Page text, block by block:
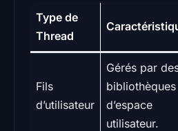
Type de
Thread
Fils
d’utilisateur
Gérés par
bibliothèques
d’espace
utilisateur.